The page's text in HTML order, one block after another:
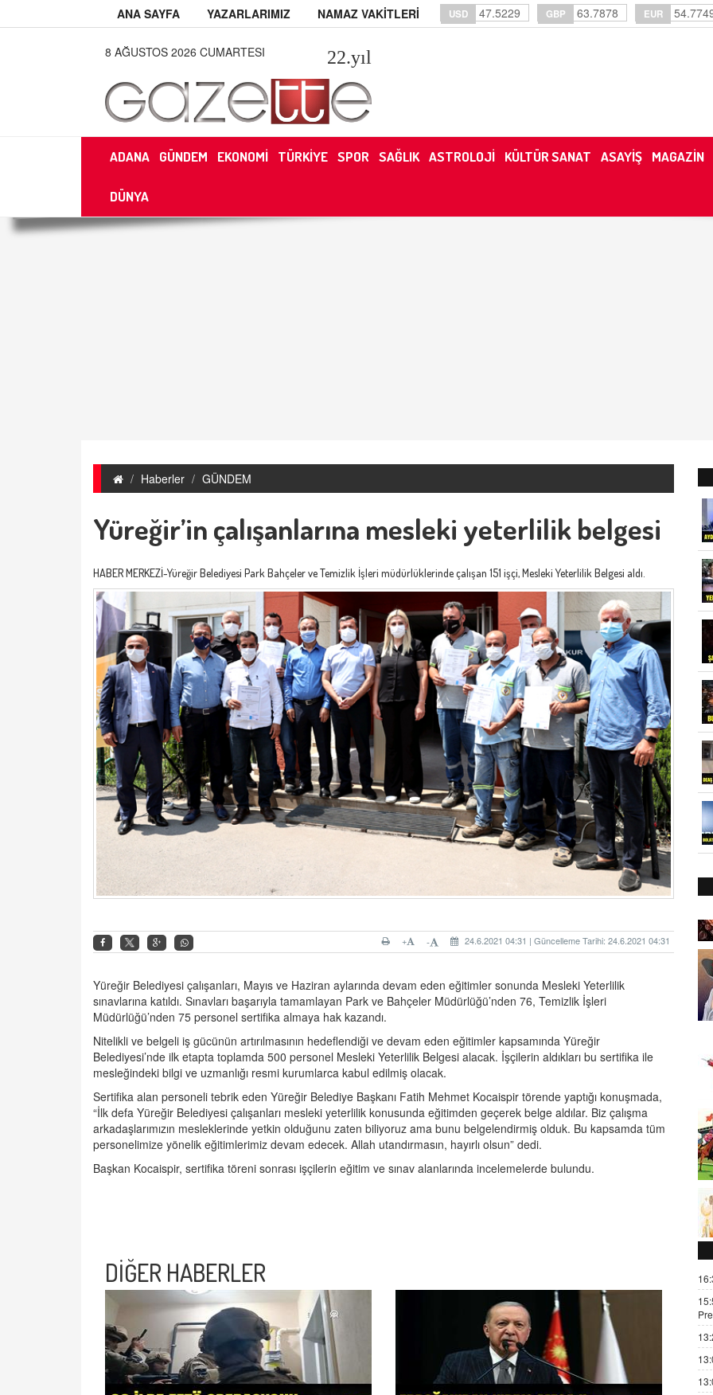
ANA SAYFA YAZARLARIMIZ NAMAZ VAKİTLERİ USD 47.5229 GBP 63.7878 EUR
8 AĞUSTOS 2026 CUMARTESI 22.yıl
ADANA GÜNDEM EKONOMİ TÜRKİYE SPOR SAĞLIK ASTROLOJİ KÜLTÜR SANAT ASAYİŞ MAGAZİN
DÜNYA
Haberler GÜNDEM
Yüreğir’in çalışanlarına mesleki yeterlilik belgesi
HABER MERKEZİ-Yüreğir Belediyesi Park Bahçeler ve Temizlik İşleri müdürlüklerinde çalışan 151 işçi, Mesleki Yeterlilik Belgesi aldı.
24.6.2021 04:31 | Güncelleme Tarihi: 24.6.2021 04:31
-
+
Yüreğir Belediyesi çalışanları, Mayıs ve Haziran aylarında devam eden eğitimler sonunda Mesleki Yeterlilik
sınavlarına katıldı. Sınavları başarıyla tamamlayan Park ve Bahçeler Müdürlüğü’nden 76, Temizlik İşleri
Müdürlüğü’nden 75 personel sertifika almaya hak kazandı.
Nitelikli ve belgeli iş gücünün artırılmasının hedeflendiği ve devam eden eğitimler kapsamında Yüreğir
Belediyesi’nde ilk etapta toplamda 500 personel Mesleki Yeterlilik Belgesi alacak. İşçilerin aldıkları bu sertifika ile
mesleğindeki bilgi ve uzmanlığı resmi kurumlarca kabul edilmiş olacak.
Sertifika alan personeli tebrik eden Yüreğir Belediye Başkanı Fatih Mehmet Kocaispir törende yaptığı konuşmada,
“İlk defa Yüreğir Belediyesi çalışanları mesleki yeterlilik konusunda eğitimden geçerek belge aldılar. Biz çalışma
arkadaşlarımızın mesleklerinde yetkin olduğunu zaten biliyoruz ama bunu belgelendirmiş olduk. Bu kapsamda tüm
personelimize yönelik eğitimlerimiz devam edecek. Allah utandırmasın, hayırlı olsun” dedi.
Başkan Kocaispir, sertifika töreni sonrası işçilerin eğitim ve sınav alanlarında incelemelerde bulundu.
DİĞER HABERLER